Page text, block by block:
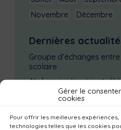
Gérer le
cookies
Pour offrir les meilleures expériences,
technologies telles que les cookies
Novembre
Décembre
Dernières
Groupe d’échanges
scolaire
Ateliers sur la périnatalité
La saison culturelle
Enquête publique